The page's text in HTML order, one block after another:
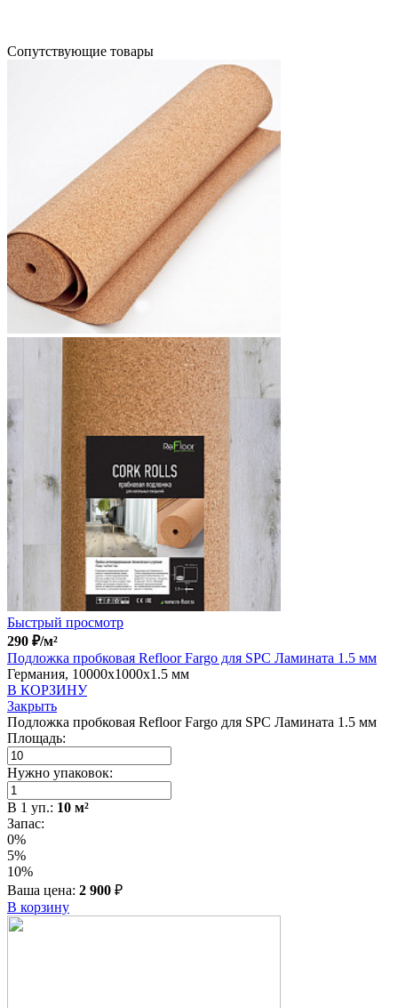
Cопутствующие товары
Быстрый просмотр
290 ₽/м²
Подложка пробковая Refloor Fargo для SPC Ламината 1.5 мм
Германия, 10000x1000x1.5 мм
В КОРЗИНУ
Закрыть
Подложка пробковая Refloor Fargo для SPC Ламината 1.5 мм
Площадь:
Нужно упаковок:
В 1 уп.: 10 м²
Запас:
0%
5%
10%
Ваша цена: 2 900 ₽
В корзину